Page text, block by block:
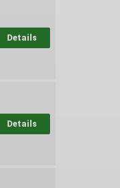
Details
Details